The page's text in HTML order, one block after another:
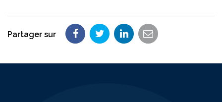
Partager sur
PartagerPartagerPartagerPartager